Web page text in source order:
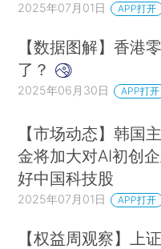
2025年07月01日 APP打开
【数据图解】香港
了？
2025年06月30日 APP打开
【市场动态】韩国
金将加大对AI初创
好中国科技股
2025年07月01日 APP打开
【权益周观察】上